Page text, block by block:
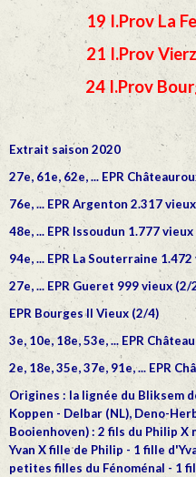
19 I.Prov La
21 I.Prov
24 I.Prov
Extrait saison 2020
27e, 61e, 62e, ... EPR
76e, ... EPR Argenton 2.317 vieux
48e, ... EPR Issoudun 1.777
94e, ... EPR La Souterraine
27e, ... EPR Gueret 999 vieux (2/
EPR Bourges II Vieux (2/4)
3e, 10e, 18e, 53e, ... EPR
2e, 18e, 35e, 37e, 91e, ... EPR
Origines : la lignée du Bliksem
Koppen - Delbar (NL), Deno-
Booienhoven) : 2 fils du Philip
Yvan X fille de Philip - 1 fille
petites filles du Fénoménal - 1